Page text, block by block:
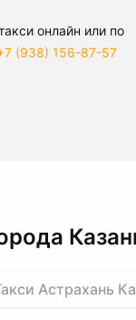
онлайн или по
(938) 156-87-57
Астрахань